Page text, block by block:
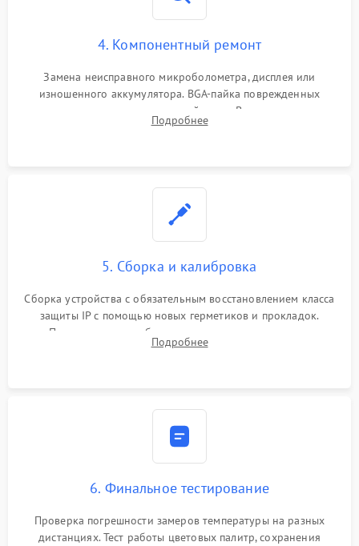
4. Компонентный ремонт
Замена неисправного микроболометра, дисплея или
изношенного аккумулятора. BGA-пайка поврежденных
контроллеров на материнской плате. Восстановление
разъемов и кнопок, замена поврежденных элементов
Подробнее
5. Сборка и калибровка
Сборка устройства с обязательным восстановлением класса
защиты IP с помощью новых герметиков и прокладок.
Программная калибровка матрицы по эталонному
абсолютно черному телу для точного измерения температур.
Подробнее
6. Финальное тестирование
Проверка погрешности замеров температуры на разных
дистанциях. Тест работы цветовых палитр, сохранения